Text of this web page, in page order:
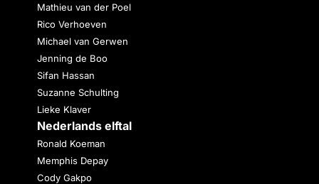
Mathieu van der Poel
Rico Verhoeven
Michael van Gerwen
Jenning de Boo
Sifan Hassan
Suzanne Schulting
Lieke Klaver
Nederlands elftal
Ronald Koeman
Memphis Depay
Cody Gakpo